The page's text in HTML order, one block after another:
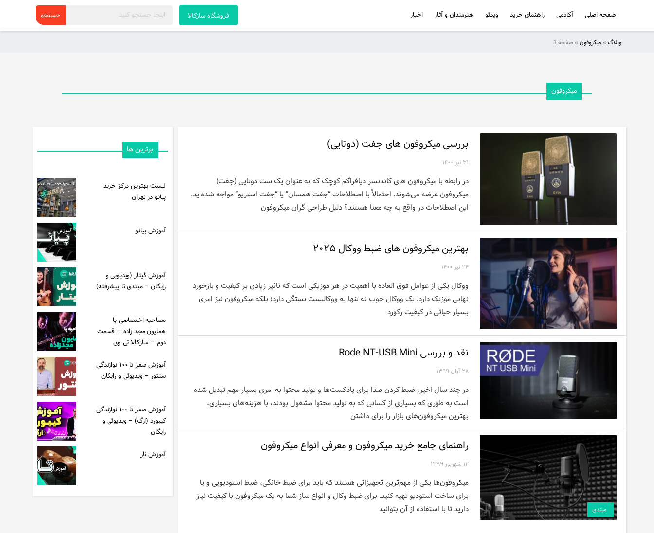
صفحه اصلی آکادمی راهنمای خرید ویدئو هنرمندان و آثار اخبار فروشگاه سازکالا
وبلاگ» میکروفون» صفحه 3
میکروفون
بررسی میکروفون های جفت (دوتایی)
۳۱ تیر ۱۴۰۰
در رابطه با میکروفون های کاندنسر دیافراگم کوچک که به عنوان یک ست دوتایی (جفت)
میکروفون عرضه می‌شوند. احتمالاً با اصطلاحات “جفت همسان” یا “جفت استریو” مواجه شده‌اید.
این اصطلاحات در واقع به چه معنا هستند؟ دلیل طراحی گران میکروفون
بهترین میکروفون های ضبط ووکال ۲۰۲۵
۲۴ تیر ۱۴۰۰
ووکال یکی از عوامل فوق العاده با اهمیت در هر موزیکی است که تاثیر زیادی بر کیفیت و بازخورد
نهایی موزیک دارد. یک ووکال خوب نه تنها به ووکالیست بستگی دارد؛ بلکه میکروفون نیز امری
بسیار حیاتی در کیفیت رکورد
نقد و بررسی Rode NT-USB Mini
۲۸ آبان ۱۳۹۹
در چند سال اخیر، ضبط کردن صدا برای پادکست‌ها و تولید محتوا به امری بسیار مهم تبدیل شده
است به طوری که بسیاری از کسانی که به تولید محتوا مشغول بودند، با هزینه‌های بسیاری،
بهترین میکروفون‌های بازار را برای داشتن
مبتدی
راهنمای جامع خرید میکروفون و معرفی انواع میکروفون
۱۲ شهریور ۱۳۹۹
میکروفون‌ها یکی از مهم‌ترین تجهیزاتی هستند که باید برای ضبط خانگی، ضبط استودیویی و یا
برای ساخت استودیو تهیه کنید. برای ضبط وکال و انواع ساز شما به یک میکروفون با کیفیت نیاز
دارید تا با استفاده از آن بتوانید
برترین ها
لیست بهترین مرکز خرید
پیانو در تهران
آموزش پیانو
آموزش گیتار (ویدیویی و
رایگان – مبتدی تا پیشرفته)
مصاحبه اختصاصی با
همایون مجد زاده – قسمت
دوم – سازکالا تی وی
آموزش صفر تا ۱۰۰ نوازندگی
سنتور – ویدیوئی و رایگان
آموزش صفر تا ۱۰۰ نوازندگی
کیبورد (ارگ) – ویدیوئی و
رایگان
آموزش تار